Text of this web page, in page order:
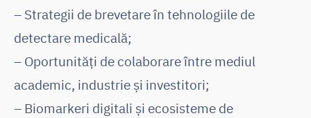
– Strategii de brevetare în tehnologiile de
detectare medicală;
– Oportunități de colaborare între mediul
academic, industrie și investitori;
– Biomarkeri digitali și ecosisteme de